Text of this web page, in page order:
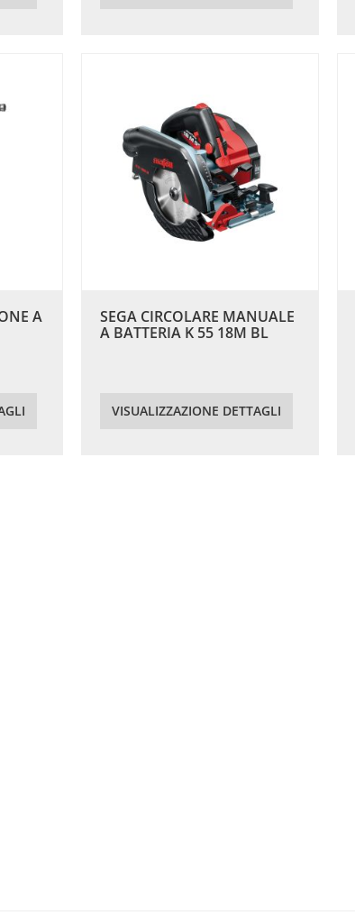
A
SEGA CIRCOLARE MANUALE
A BATTERIA K 55 18M BL
VISUALIZZAZIONE DETTAGLI